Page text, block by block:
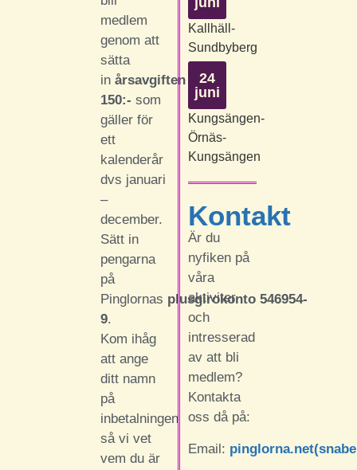
medlem
genom att
sätta
inårsavgiften
150:- som
gäller för
ett
kalenderår
dvs januari
–
december.
Sätt in
pengarna
på
Pinglornas plusgirokonto 546954-
9.
Kom ihåg
att ange
ditt namn
på
inbetalningen
så vi vet
vem du är
Kallhäll-
Sundbyberg
24
juni
Kungsängen-
Örnäs-
Kungsängen
Kontakt
Är du
nyfiken på
våra
aktiviter
och
intresserad
av att bli
medlem?
Kontakta
oss då på:
Email: